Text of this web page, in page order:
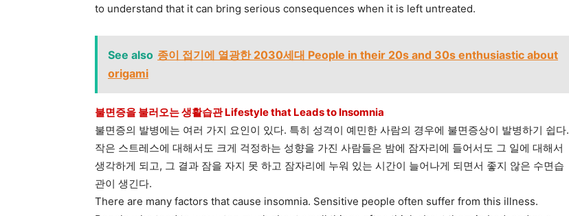
to understand that it can bring serious consequences when it is left untreated.
See also 종이 접기에 열광한 2030세대 People in their 20s and 30s enthusiastic about
origami
불면증을 불러오는 생활습관 Lifestyle that Leads to Insomnia
불면증의 발병에는 여러 가지 요인이 있다. 특히 성격이 예민한 사람의 경우에 불면증상이 발병하기 쉽다.
작은 스트레스에 대해서도 크게 걱정하는 성향을 가진 사람들은 밤에 잠자리에 들어서도 그 일에 대해서
생각하게 되고, 그 결과 잠을 자지 못 하고 잠자리에 누워 있는 시간이 늘어나게 되면서 좋지 않은 수면습
관이 생긴다.
There are many factors that cause insomnia. Sensitive people often suffer from this illness.